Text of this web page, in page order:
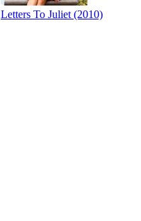
Letters To Juliet (2010)